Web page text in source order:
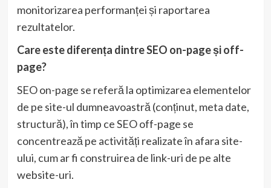
monitorizarea performanței și raportarea
rezultatelor.
Care este diferența dintre SEO on-page și off-
page?
SEO on-page se referă la optimizarea elementelor
de pe site-ul dumneavoastră (conținut, meta date,
structură), în timp ce SEO off-page se
concentrează pe activități realizate în afara site-
ului, cum ar fi construirea de link-uri de pe alte
website-uri.